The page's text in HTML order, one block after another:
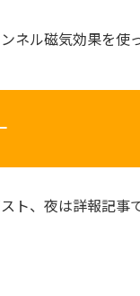
ネル磁気効果を使
ト、夜は詳報記事